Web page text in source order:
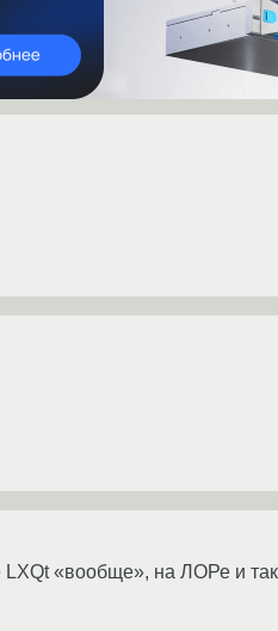
LXQt «вообще», на ЛОРе и